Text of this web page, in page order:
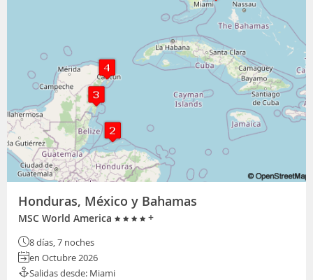
Honduras, México y Bahamas
MSC World America +
8 días, 7 noches
en Octubre 2026
Salidas desde: Miami